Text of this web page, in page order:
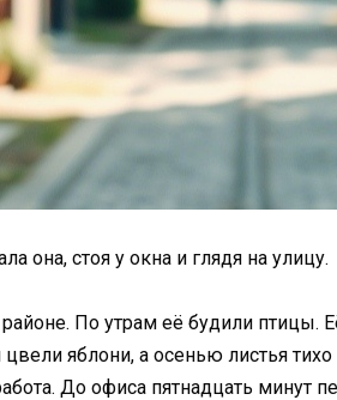
она, стоя у окна и глядя на улицу.
По утрам её будили птицы.
яблони, а осенью листья
До офиса пятнадцать минут